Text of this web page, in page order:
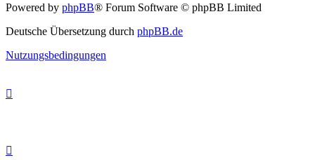
Powered by phpBB® Forum Software © phpBB Limited
Deutsche Übersetzung durch phpBB.de
Nutzungsbedingungen